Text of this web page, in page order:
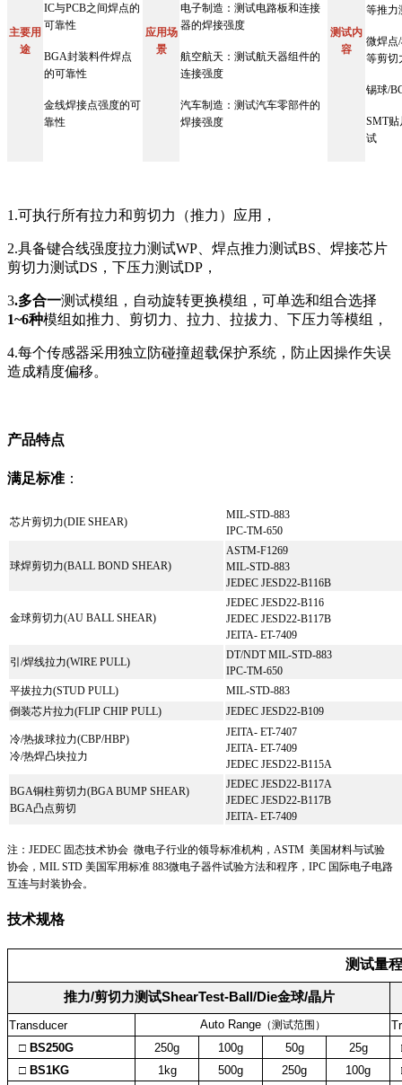
主要用
途
IC与PCB之间焊点的
可靠性
BGA封装料件焊点
的可靠性
金线焊接点强度的可
靠性
应用场
景
电子制造：测试电路板和连接
器的焊接强度
航空航天：测试航天器组件的
连接强度
汽车制造：测试汽车零部件的
焊接强度
测试内
容
等推力
微焊点
等剪切
锡球/
SMT贴
试
1.可执行所有拉力和剪切力（推力）应用，
2.具备键合线强度拉力测试WP、焊点推力测试BS、焊接芯片
剪切力测试DS，下压力测试DP，
3.多合一测试模组，自动旋转更换模组，可单选和组合选择
1~6种模组如推力、剪切力、拉力、拉拔力、下压力等模组，
4.每个传感器采用独立防碰撞超载保护系统，防止因操作失误
造成精度偏移。
产品特点
满足标准 ：
芯片剪切力(DIE SHEAR)
MIL-STD-883
IPC-TM-650
球焊剪切力(BALL BOND SHEAR)
ASTM-F1269
MIL-STD-883
JEDEC JESD22-B116B
金球剪切力(AU BALL SHEAR)
JEDEC JESD22-B116
JEDEC JESD22-B117B
JEITA- ET-7409
引/焊线拉力(WIRE PULL)
DT/NDT MIL-STD-883
IPC-TM-650
平拔拉力(STUD PULL)
MIL-STD-883
倒装芯片拉力(FLIP CHIP PULL)
JEDEC JESD22-B109
冷/热拔球拉力(CBP/HBP)
冷/热焊凸块拉力
JEITA- ET-7407
JEITA- ET-7409
JEDEC JESD22-B115A
BGA铜柱剪切力(BGA BUMP SHEAR)
BGA凸点剪切
JEDEC JESD22-B117A
JEDEC JESD22-B117B
JEITA- ET-7409
注：JEDEC 固态技术协会 微电子行业的领导标准机构，ASTM 美国材料与试验
协会，MIL STD 美国军用标准 883微电子器件试验方法和程序，IPC 国际电子电路
互连与封装协会。
技术规格
测试量程
推力/剪切力测试ShearTest-Ball/Die金球/晶片
Transducer Auto Range（测试范围）
□ BS250G
250g 100g 50g 25g
□ BS1KG
1kg 500g 250g 100g